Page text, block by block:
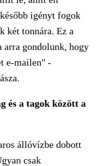
igényt fogok
két tonnára. Ez a
arra gondolunk, hogy
e-mailen" -
és a tagok között a
állóvízbe dobott
csak